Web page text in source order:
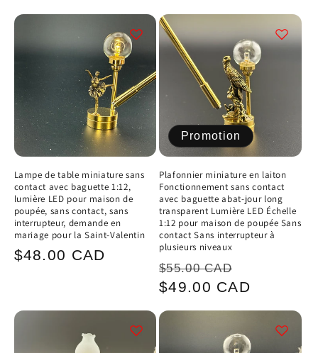
Lampe de table miniature sans
contact avec baguette 1:12,
lumière LED pour maison de
poupée, sans contact, sans
interrupteur, demande en
mariage pour la Saint-Valentin
Prix
$48.00 CAD
Promotion
Plafonnier miniature en laiton
Fonctionnement sans contact
avec baguette abat-jour long
transparent Lumière LED Échelle
1:12 pour maison de poupée Sans
contact Sans interrupteur à
plusieurs niveaux
Prix
habituel
$55.00 CAD
$49.00 CAD